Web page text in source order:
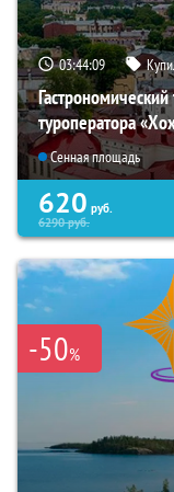
03:44:08
туроператора
Сенная площадь
620 руб.
6290руб.
-50%